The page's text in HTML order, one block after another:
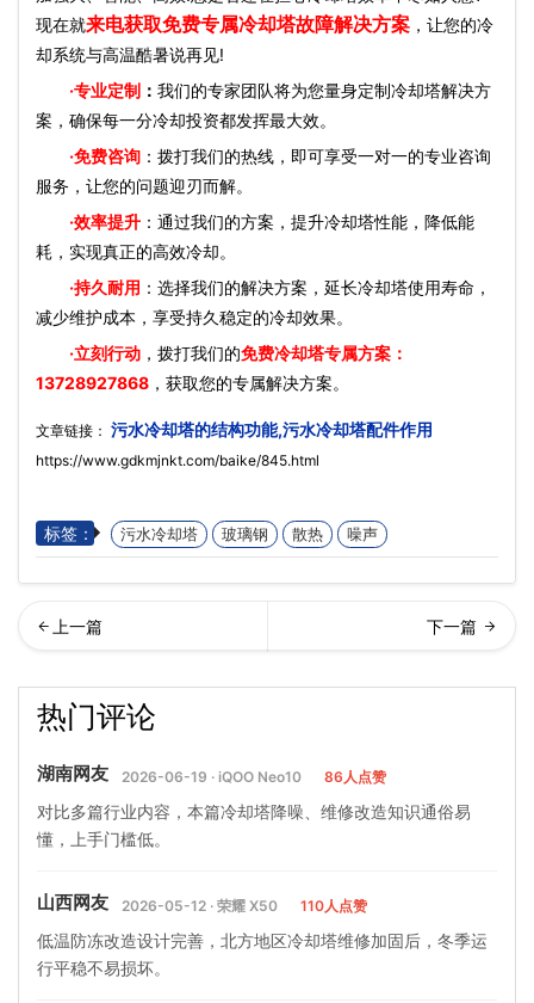
现在就来电获取免费专属冷却塔故障解决方案 ，让您的冷
却系统与高温酷暑说再见!
·专业定制 ： 我们的专家团队将为您量身定制冷却塔解决方
案，确保每一分冷却投资都发挥最大效。
·免费咨询 ：拨打我们的热线，即可享受一对一的专业咨询
服务，让您的问题迎刃而解。
·效率提升 ：通过我们的方案，提升冷却塔性能，降低能
耗，实现真正的高效冷却。
·持久耐用 ：选择我们的解决方案，延长冷却塔使用寿命，
减少维护成本，享受持久稳定的冷却效果。
·立刻行动 ，拨打我们的免费冷却塔专属方案：
13728927868 ，获取您的专属解决方案。
文章链接： 污水冷却塔的结构功能,污水冷却塔配件作用
https://www.gdkmjnkt.com/baike/845.html
标签： 污水冷却塔 玻璃钢 散热 噪声
进水…
热门评论
湖南网友 2026-06-19 · iQOO Neo10 86人点赞
对比多篇行业内容，本篇冷却塔降噪、维修改造知识通俗易
懂，上手门槛低。
山西网友 2026-05-12 · 荣耀 X50 110人点赞
低温防冻改造设计完善，北方地区冷却塔维修加固后，冬季运
行平稳不易损坏。